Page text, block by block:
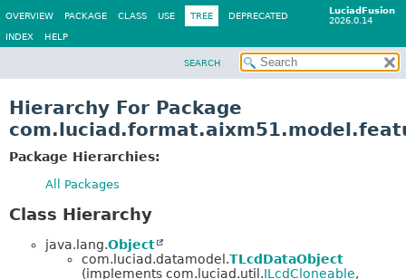
LuciadFusion
2026.0.14
OVERVIEW PACKAGE CLASS USE TREE DEPRECATED
INDEX HELP
SEARCH
Hierarchy For Package
Package Hierarchies:
All Packages
Class Hierarchy
java.lang.Object
com.luciad.datamodel.TLcdDataObject
(implements com.luciad.util.ILcdCloneable,